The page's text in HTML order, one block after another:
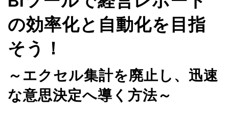
の効率化と自動化を目指
そう！
～エクセル集計を廃止し、迅速
な意思決定へ導く方法～